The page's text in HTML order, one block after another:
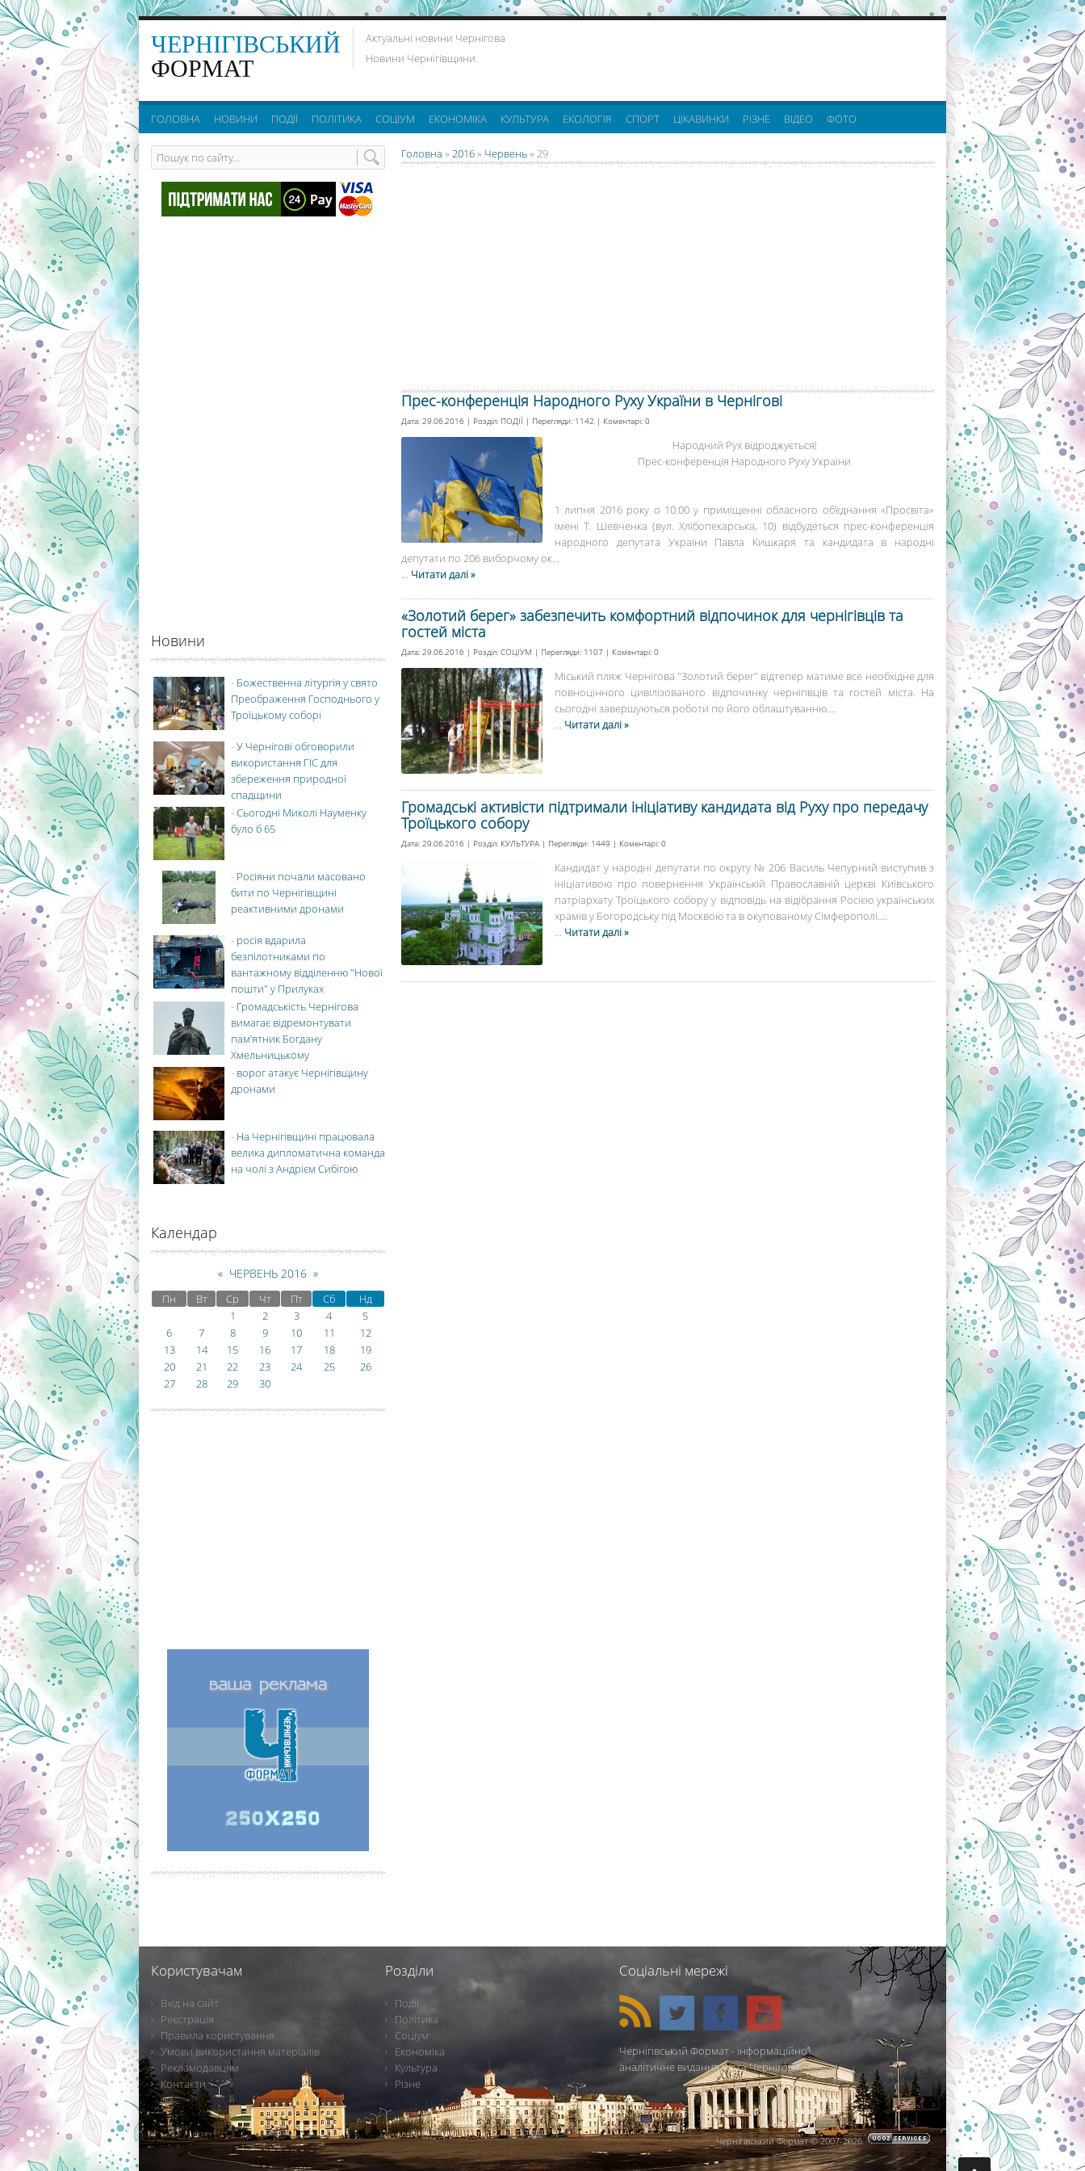
реклама партнерів:
ЧЕРНІГІВСЬКИЙ
ФОРМАТ
Актуальні новини Чернігова
Новини Чернігівщини
ГОЛОВНА НОВИНИ ПОДІЇ ПОЛІТИКА СОЦІУМ ЕКОНОМІКА КУЛЬТУРА ЕКОЛОГІЯ СПОРТ ЦІКАВИНКИ РІЗНЕ ВІДЕО ФОТО
Головна » 2016» Червень» 29
Прес-конференція Народного Руху України в Чернігові
Дата: 29.06.2016 | Розділ: ПОДІЇ | Перегляди: 1142 | Коментарі: 0
Народний Рух відроджується!
Прес-конференція Народного Руху України
1 липня 2016 року о 10.00 у приміщенні обласного об’єднання «Просвіта»
імені Т. Шевченка (вул. Хлібопекарська, 10) відбудеться прес-конференція
народного депутата України Павла Кишкаря та кандидата в народні
депутати по 206 виборчому ок...
... Читати далі »
«Золотий берег» забезпечить комфортний відпочинок для чернігівців та
гостей міста
Дата: 29.06.2016 | Розділ: СОЦІУМ | Перегляди: 1107 | Коментарі: 0
Міський пляж Чернігова "Золотий берег" відтепер матиме все необхідне для
повноцінного цивілізованого відпочинку чернігівців та гостей міста. На
сьогодні завершуються роботи по його облаштуванню....
... Читати далі »
Громадські активісти підтримали ініціативу кандидата від Руху про передачу
Троїцького собору
Дата: 29.06.2016 | Розділ: КУЛЬТУРА | Перегляди: 1449 | Коментарі: 0
Кандидат у народні депутати по округу № 206 Василь Чепурний виступив з
ініціативою про повернення Українській Православній церкві Київського
патріархату Троїцького собору у відповідь на відібрання Росією українських
храмів у Богородську під Москвою та в окупованому Сімферополі....
... Читати далі »
Новини
- Божественна літургія у свято
Преображення Господнього у
Троїцькому соборі
-У Чернігові обговорили
використання ГІС для
збереження природної
спадщини
-Сьогодні Миколі Науменку
було б 65
- Росіяни почали масовано
бити по Чернігівщині
реактивними дронами
- росія вдарила
безпілотниками по
вантажному відділенню "Нової
пошти" у Прилуках
- Громадськість Чернігова
вимагає відремонтувати
пам’ятник Богдану
Хмельницькому
- ворог атакує Чернігівщину
дронами
- На Чернігівщині працювала
велика дипломатична команда
на чолі з Андрієм Сибігою
Календар
« ЧЕРВЕНЬ 2016 »
Пн Вт Ср Чт Пт Сб
Нд
1
2 3 4
5
6
7 8 9 10 11
12
13
14 15 16 17 18
19
20
21 22 23 24 25
26
27
28 29 30
Користувачам
Вхід на сайт
Реєстрація
Правила користування
Умови використання матеріалів
Рекламодавцям
Контакти
Розділи
Події
Політика
Соціум
Економіка
Культура
Різне
Соціальні мережі
Чернігівський Формат - інформаційно-
аналітичне видання міста Чернігова.
Чернігівський Формат © 2007-2026. .